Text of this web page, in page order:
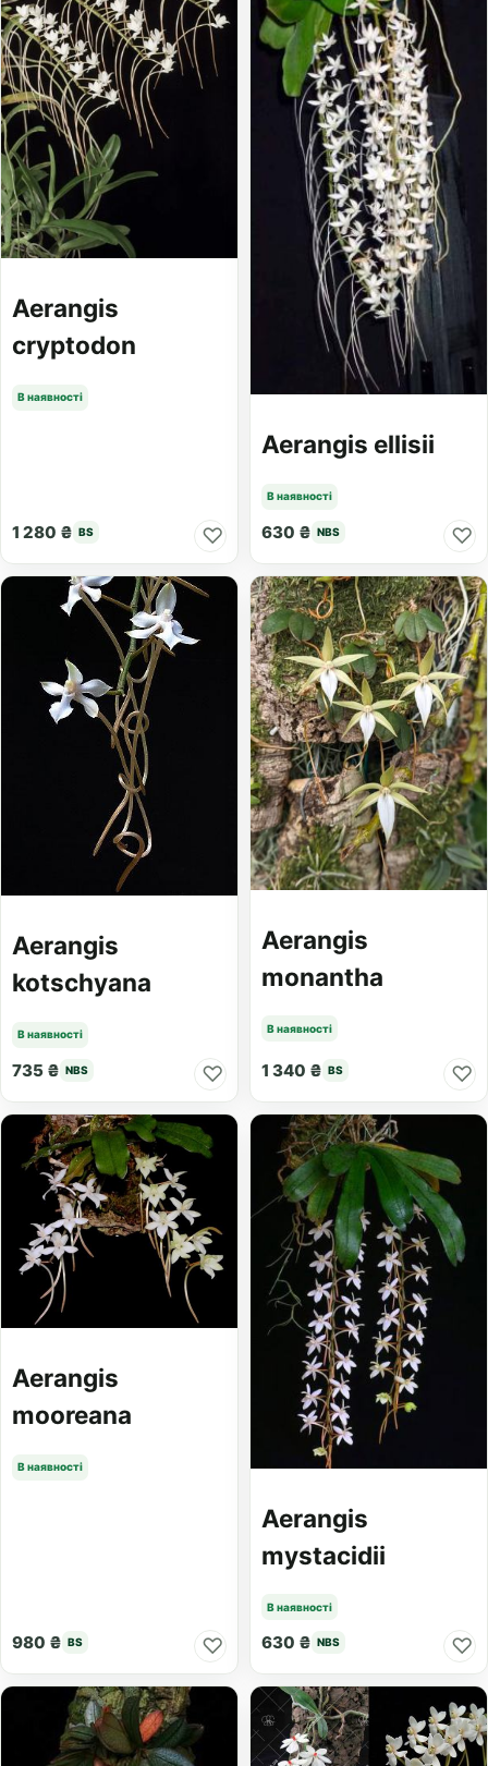
Aerangis
cryptodon
В наявності
1 280 ₴ BS ♡
Aerangis ellisii
В наявності
630 ₴ NBS ♡
Aerangis
kotschyana
В наявності
735 ₴ NBS ♡
Aerangis
monantha
В наявності
1 340 ₴ BS ♡
Aerangis
mooreana
В наявності
980 ₴ BS ♡
Aerangis
mystacidii
В наявності
630 ₴ NBS ♡